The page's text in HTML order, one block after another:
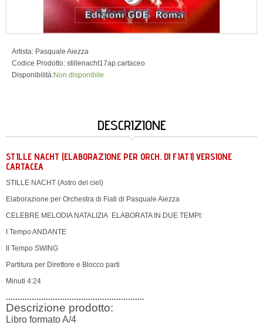
Artista: Pasquale Aiezza
Codice Prodotto: stillenacht17ap.cartaceo
Disponibilità:Non disponibile
DESCRIZIONE
STILLE NACHT (ELABORAZIONE PER ORCH. DI FIATI) VERSIONE
CARTACEA
STILLE NACHT (Astro del ciel)
Elaborazione per Orchestra di Fiati di Pasquale Aiezza
CELEBRE MELODIA NATALIZIA ELABORATA IN DUE TEMPI:
I Tempo ANDANTE
II Tempo SWING
Partitura per Direttore e Blocco parti
Minuti 4:24
...........................................................
Descrizione prodotto:
Libro formato A/4